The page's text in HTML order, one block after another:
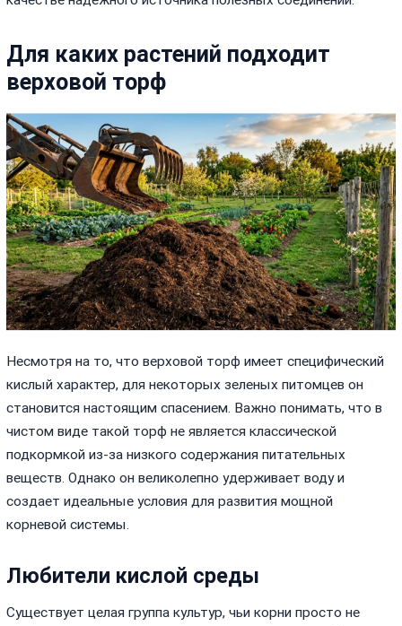
Для каких растений подходит
верховой торф
Несмотря на то, что верховой торф имеет специфический
кислый характер, для некоторых зеленых питомцев он
становится настоящим спасением. Важно понимать, что в
чистом виде такой торф не является классической
подкормкой из-за низкого содержания питательных
веществ. Однако он великолепно удерживает воду и
создает идеальные условия для развития мощной
корневой системы.
Любители кислой среды
Существует целая группа культур, чьи корни просто не